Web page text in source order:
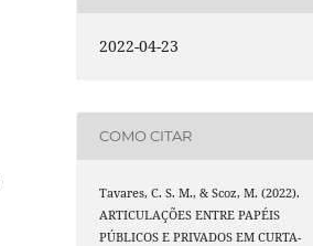
2022-04-23
COMO CITAR
Tavares, C. S. M., & Scoz, M. (2022).
ARTICULAÇÕES ENTRE PAPÉIS
PÚBLICOS E PRIVADOS EM CURTA-